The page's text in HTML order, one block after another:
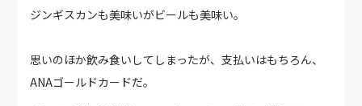
ジンギスカンも美味いがビールも美味い。
思いのほか飲み食いしてしまったが、支払いはもちろん、
ANAゴールドカードだ。